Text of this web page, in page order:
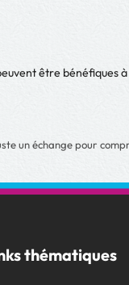
être bénéfiques
un échange pour
thématiques